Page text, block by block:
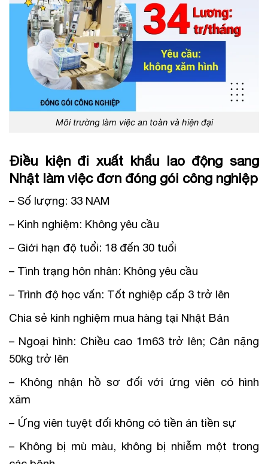
Môi trường làm việc an toàn và hiện đại
Điều kiện đi xuất khẩu lao động sang
Nhật làm việc đơn đóng gói công nghiệp
– Số lượng: 33 NAM
– Kinh nghiệm: Không yêu cầu
– Giới hạn độ tuổi: 18 đến 30 tuổi
– Tình trạng hôn nhân: Không yêu cầu
– Trình độ học vấn: Tốt nghiệp cấp 3 trở lên
Chia sẻ kinh nghiệm mua hàng tại Nhật Bản
– Ngoại hình: Chiều cao 1m63 trở lên; Cân nặng
50kg trở lên
– Không nhận hồ sơ đối với ứng viên có hình
xăm
– Ứng viên tuyệt đối không có tiền án tiền sự
– Không bị mù màu, không bị nhiễm một trong